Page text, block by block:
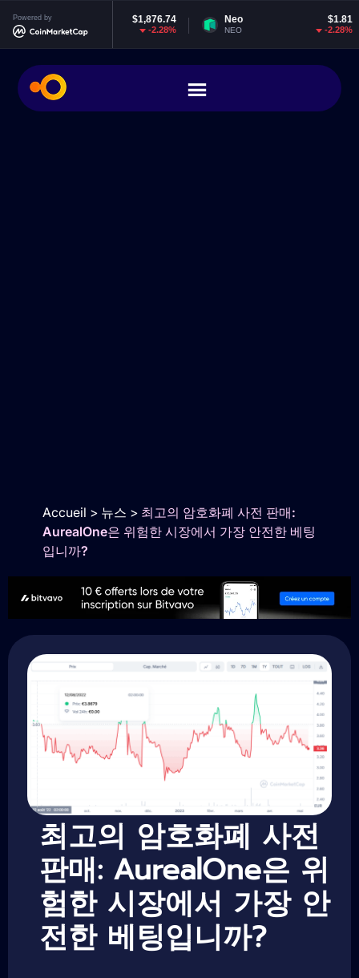
Powered by Neo
NEO EOS
Accueil > 뉴스 > 최고의 암호화폐 사전 판매:
AurealOne은 위험한 시장에서 가장 안전한 베팅
입니까?
최고의 암호화폐 사전
판매: AurealOne은 위
험한 시장에서 가장 안
전한 베팅입니까?